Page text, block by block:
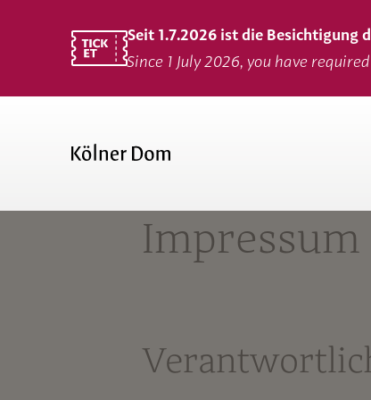
Seit 1.7.2026 ist die Besichtigung
Since 1 July 2026, you have
Impressum